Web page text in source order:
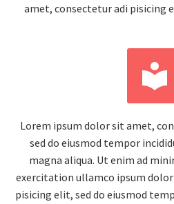
amet, consectetur adi pisicing


Lorem ipsum dolor sit amet,
sed do eiusmod tempor
magna aliqua. Ut enim ad
exercitation ullamco ipsum
pisicing elit, sed do eiusmod